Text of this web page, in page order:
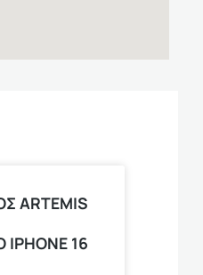
ARTEMIS
16